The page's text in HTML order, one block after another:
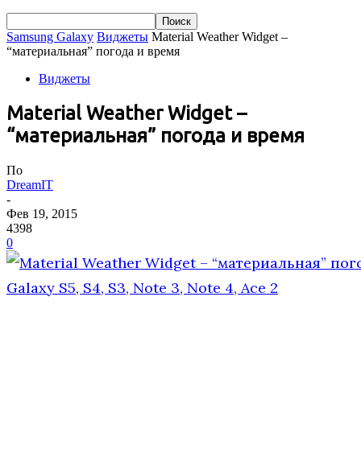
Samsung Galaxy Виджеты Material Weather Widget –
“материальная” погода и время
Виджеты
Material Weather Widget –
“материальная” погода и время
По
DreamIT
-
Фев 19, 2015
4398
0